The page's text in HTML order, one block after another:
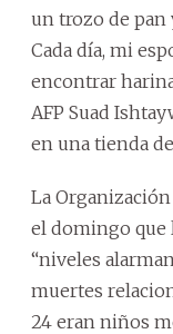
un trozo de pan
Cada día, mi
encontrar
AFP Suad
en una tienda
La
el domingo que
“niveles
muertes
24 eran niños